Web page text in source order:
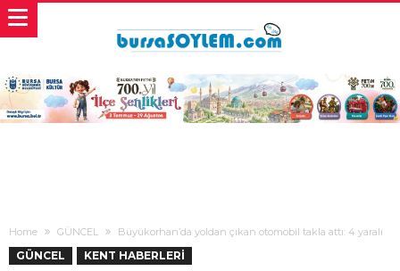
Home GÜNCEL Büyükorhan’da yoldan çıkan otomobil takla attı: 4 yaralı
GÜNCEL KENT HABERLERİ